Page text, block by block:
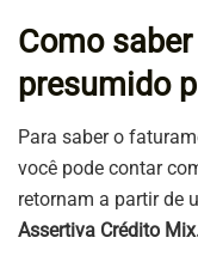
Como
presumido
Para saber o
você pode contar
retornam a partir de
Assertiva Crédito